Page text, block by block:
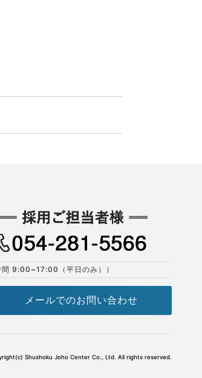
間 9:00~17:00（平日のみ））
メールでのお問い合わせ
Shushoku Joho Center Co., Ltd. All rights reserved.